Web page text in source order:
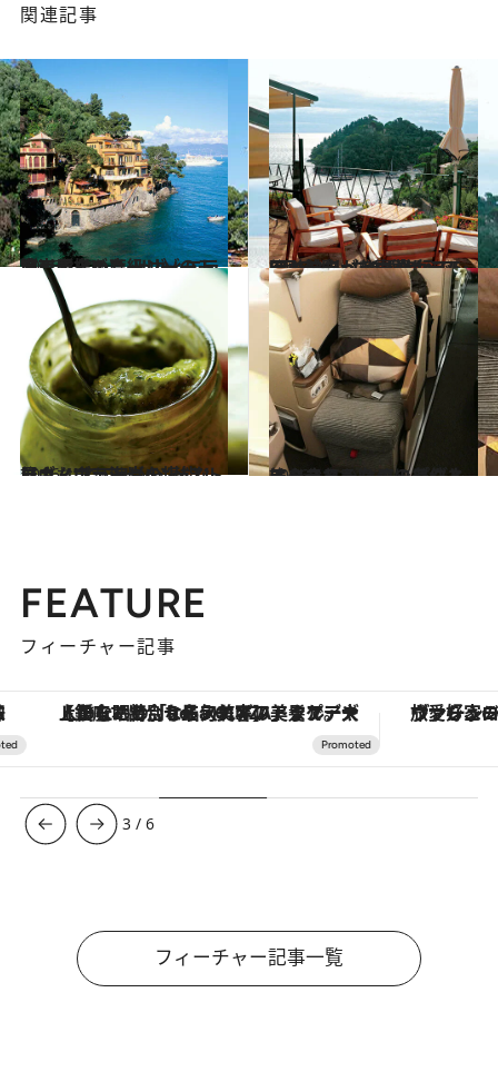
関連記事
2016.3.12
東京ディズニーシーのモデルとなった リヴィエラ海岸屈指の高級リゾート地
旅＆お出かけ 2016.3.7
8回結婚したエリザベス・テイラーが 新婚旅行で5回も泊まった豪華ホテル
旅＆お出かけ
2016.1.7
リヴィエラ海岸の“ペスト屋さん”で フレッシュなジェノヴェーゼを堪能！
旅＆お出かけ 2016.1.11
エコノミーなのにビジネスクラスへ!? アップグレードされるための条件とは？
旅＆お出かけ
FEATURE
フィーチャー記事
【銀座で出合う最旬美容】美髪ケアや上質な眠り…セルフケアのアップデートから、特別な名入れギフトまで。大人のための「ReFa GINZA」クルーズ ヴァシュロン・コンスタンタ
3 /6
フィーチャー記事一覧